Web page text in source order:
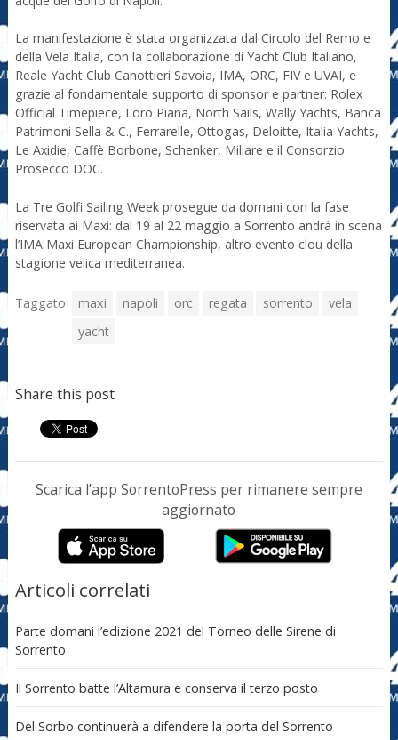
La manifestazione è stata organizzata dal Circolo del Remo e
della Vela Italia, con la collaborazione di Yacht Club Italiano,
Reale Yacht Club Canottieri Savoia, IMA, ORC, FIV e UVAI, e
grazie al fondamentale supporto di sponsor e partner: Rolex
Official Timepiece, Loro Piana, North Sails, Wally Yachts, Banca
Patrimoni Sella & C., Ferrarelle, Ottogas, Deloitte, Italia Yachts,
Le Axidie, Caffè Borbone, Schenker, Miliare e il Consorzio
Prosecco DOC.
La Tre Golfi Sailing Week prosegue da domani con la fase
riservata ai Maxi: dal 19 al 22 maggio a Sorrento andrà in scena
l’IMA Maxi European Championship, altro evento clou della
stagione velica mediterranea.
Taggato maxi napoli orc regata sorrento
vela
yacht
Share this post
Scarica l’app SorrentoPress per rimanere sempre
aggiornato
Articoli correlati
Parte domani l’edizione 2021 del Torneo delle Sirene di
Sorrento
Il Sorrento batte l’Altamura e conserva il terzo posto
Del Sorbo continuerà a difendere la porta del Sorrento